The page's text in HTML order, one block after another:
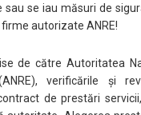
se iau măsuri de
autorizate ANRE!
de către Autoritatea
verificările și
de prestări